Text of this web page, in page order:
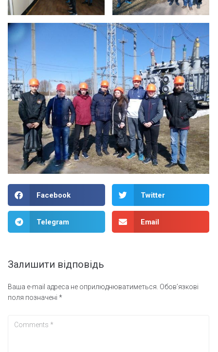
Facebook Twitter
Telegram Email
Залишити відповідь
Ваша e-mail адреса не оприлюднюватиметься. Обов’язкові
поля позначені *